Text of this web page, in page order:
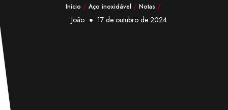
Início / Aço inoxidável / Notas /
João 17 de outubro de 2024